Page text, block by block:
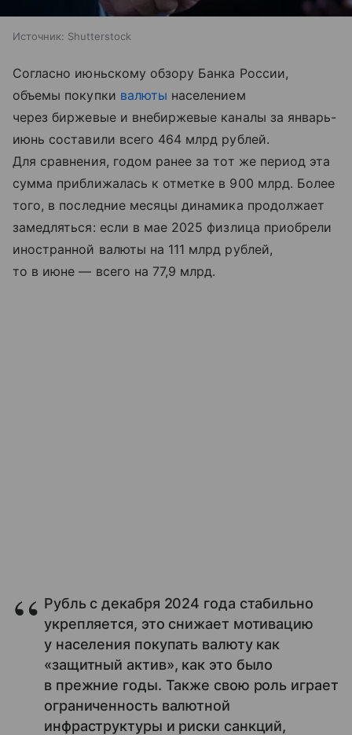
Источник: Shutterstock
Согласно июньскому обзору Банка России,
объемы покупки валюты населением
через биржевые и внебиржевые каналы за январь-
июнь составили всего 464 млрд рублей.
Для сравнения, годом ранее за тот же период эта
сумма приближалась к отметке в 900 млрд. Более
того, в последние месяцы динамика продолжает
замедляться: если в мае 2025 физлица приобрели
иностранной валюты на 111 млрд рублей,
то в июне — всего на 77,9 млрд.
Рубль с декабря 2024 года стабильно
укрепляется, это снижает мотивацию
у населения покупать валюту как
«защитный актив», как это было
в прежние годы. Также свою роль играет
ограниченность валютной
инфраструктуры и риски санкций,